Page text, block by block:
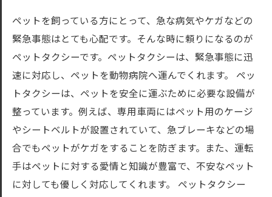
ペットを飼っている方にとって、急な病気やケガなどの
緊急事態はとても心配です。そんな時に頼りになるのが
ペットタクシーです。ペットタクシーは、緊急事態に迅
速に対応し、ペットを動物病院へ運んでくれます。 ペッ
トタクシーは、ペットを安全に運ぶために必要な設備が
整っています。例えば、専用車両にはペット用のケージ
やシートベルトが設置されていて、急ブレーキなどの場
合でもペットがケガをすることを防ぎます。また、運転
手はペットに対する愛情と知識が豊富で、不安なペット
に対しても優しく対応してくれます。 ペットタクシー